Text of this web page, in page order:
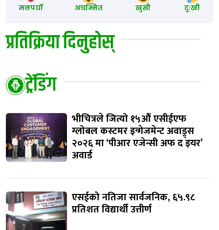
मनपर्यो अचम्मित खुसी दुःखी
प्रतिक्रिया दिनुहोस्
ट्रेंडिंग
भीचित्रले जित्यो १५औं एसीईएफ
ग्लोबल कस्टमर इन्गेजमेन्ट अवाड्र्स
२०२६ मा ‘पीआर एजेन्सी अफ द इयर’
अवार्ड
एसईको नतिजा सार्वजनिक, ६५.९८
प्रतिशत विद्यार्थी उत्तीर्ण